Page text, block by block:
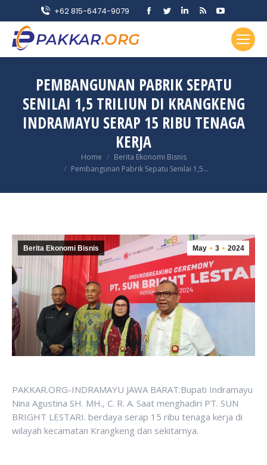
+62 815-6474-9079
Facebook
in
window
Twitter
in
window
Linkedin
in
window
Rss
opens
in
window
YouTube
page
opens
in
window
PEMBANGUNAN PABRIK SEPATU
SENILAI 1,5 TRILIUN DI KRANGKENG
INDRAMAYU SERAP 15 RIBU TENAGA
KERJA
Home
Berita Ekonomi Bisnis
Pembangunan Pabrik Sepatu Senilai 1,5…
May 3 2024
Berita Ekonomi Bisnis
PAKKAR.ORG-INDRAMAYU JAWA BARAT:Bupati Indramayu
Nina Agustina SH. MH., C. R. A. Saat menghadiri PT. SUN
BRIGHT LESTARI. berdaya serap 15 ribu tenaga kerja di
wilayah kecamatan Krangkeng dan sekitarnya.